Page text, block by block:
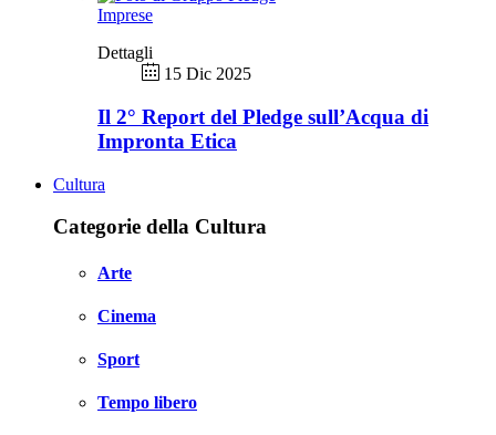
Imprese
Dettagli
15 Dic 2025
Il 2° Report del Pledge sull’Acqua di
Impronta Etica
Cultura
Categorie della Cultura
Arte
Cinema
Sport
Tempo libero